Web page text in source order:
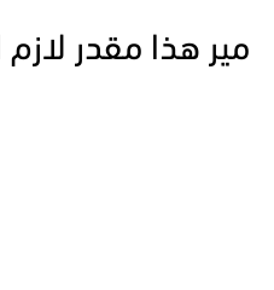
مير هذا مقدر لازم